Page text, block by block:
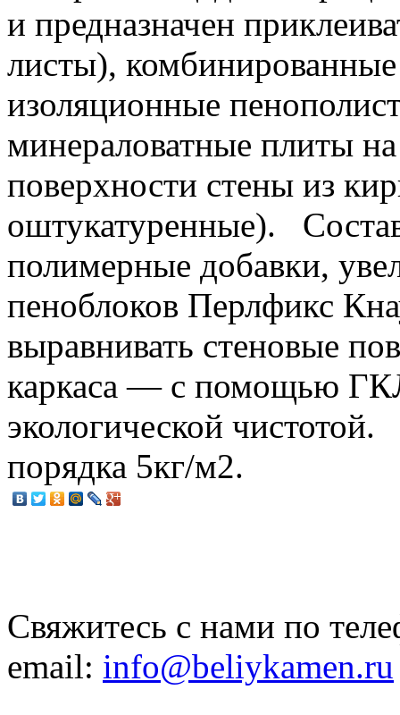
и предназначен
листы),
изоляционные
минераловатные плиты
поверхности стены из
оштукатуренные).
полимерные добавки,
пеноблоков Перлфикс
выравнивать стеновые
каркаса — с помощью
экологической
порядка 5кг/м2.
Свяжитесь с нами по
email: info@beliykamen.ru